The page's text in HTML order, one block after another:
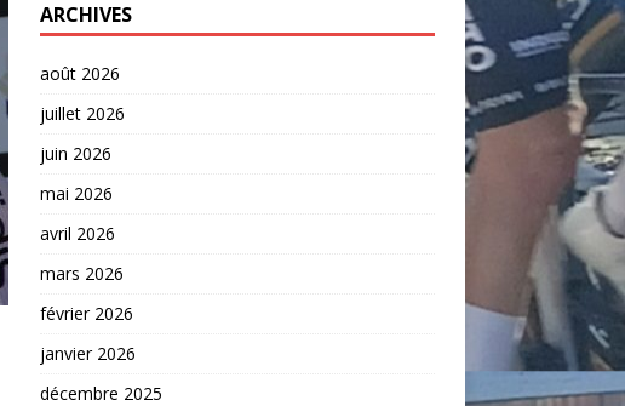
ARCHIVES
août 2026
juillet 2026
juin 2026
mai 2026
avril 2026
mars 2026
février 2026
janvier 2026
décembre 2025